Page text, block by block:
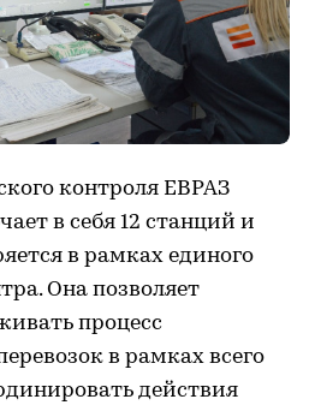
контроля ЕВРАЗ
в себя 12 станций и
в рамках единого
Она позволяет
процесс
в рамках всего
действия